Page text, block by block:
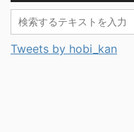
Tweets by hobi_kan